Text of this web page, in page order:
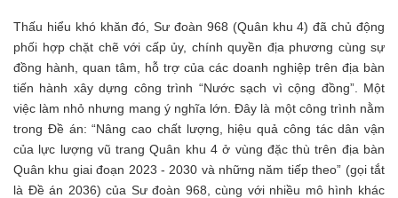
Thấu hiểu khó khăn đó, Sư đoàn 968 (Quân khu 4) đã chủ động
phối hợp chặt chẽ với cấp ủy, chính quyền địa phương cùng sự
đồng hành, quan tâm, hỗ trợ của các doanh nghiệp trên địa bàn
tiến hành xây dựng công trình “Nước sạch vì cộng đồng”. Một
việc làm nhỏ nhưng mang ý nghĩa lớn. Đây là một công trình nằm
trong Đề án: “Nâng cao chất lượng, hiệu quả công tác dân vận
của lực lượng vũ trang Quân khu 4 ở vùng đặc thù trên địa bàn
Quân khu giai đoạn 2023 - 2030 và những năm tiếp theo” (gọi tắt
là Đề án 2036) của Sư đoàn 968, cùng với nhiều mô hình khác